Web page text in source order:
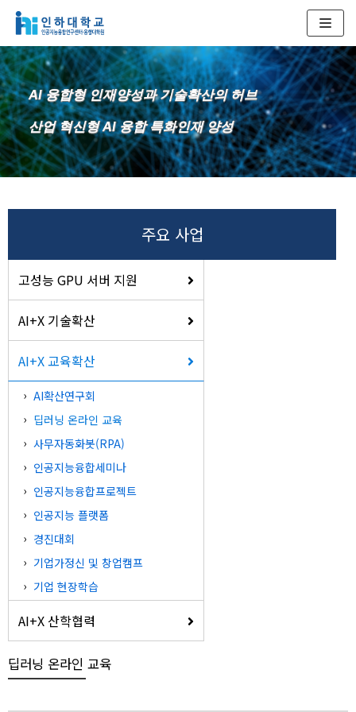
텐
츠
로
건
너
뛰
기
AI 융합형 인재양성과 기술확산의 허브
산업 혁신형 AI 융합 특화인재 양성
주요 사업
고성능 GPU 서버 지원
AI+X 기술확산
AI+X 교육확산
AI확산연구회
딥러닝 온라인 교육
사무자동화봇(RPA)
인공지능융합세미나
인공지능융합프로젝트
인공지능 플랫폼
경진대회
기업가정신 및 창업캠프
기업 현장학습
AI+X 산학협력
딥러닝 온라인 교육